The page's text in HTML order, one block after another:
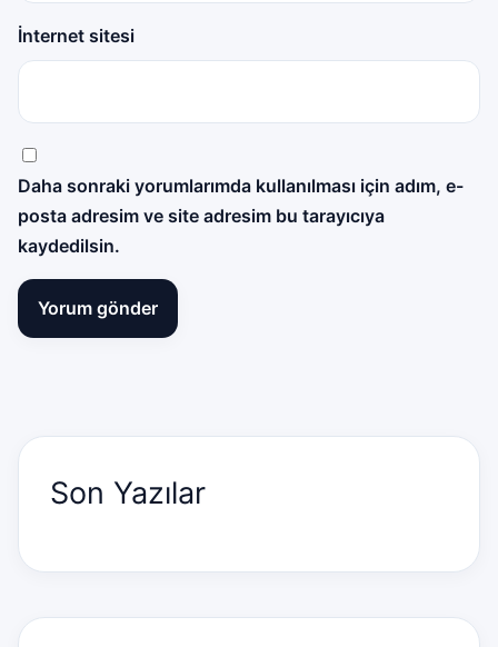
İnternet sitesi
Daha sonraki yorumlarımda kullanılması için adım, e-
posta adresim ve site adresim bu tarayıcıya
kaydedilsin.
Son Yazılar